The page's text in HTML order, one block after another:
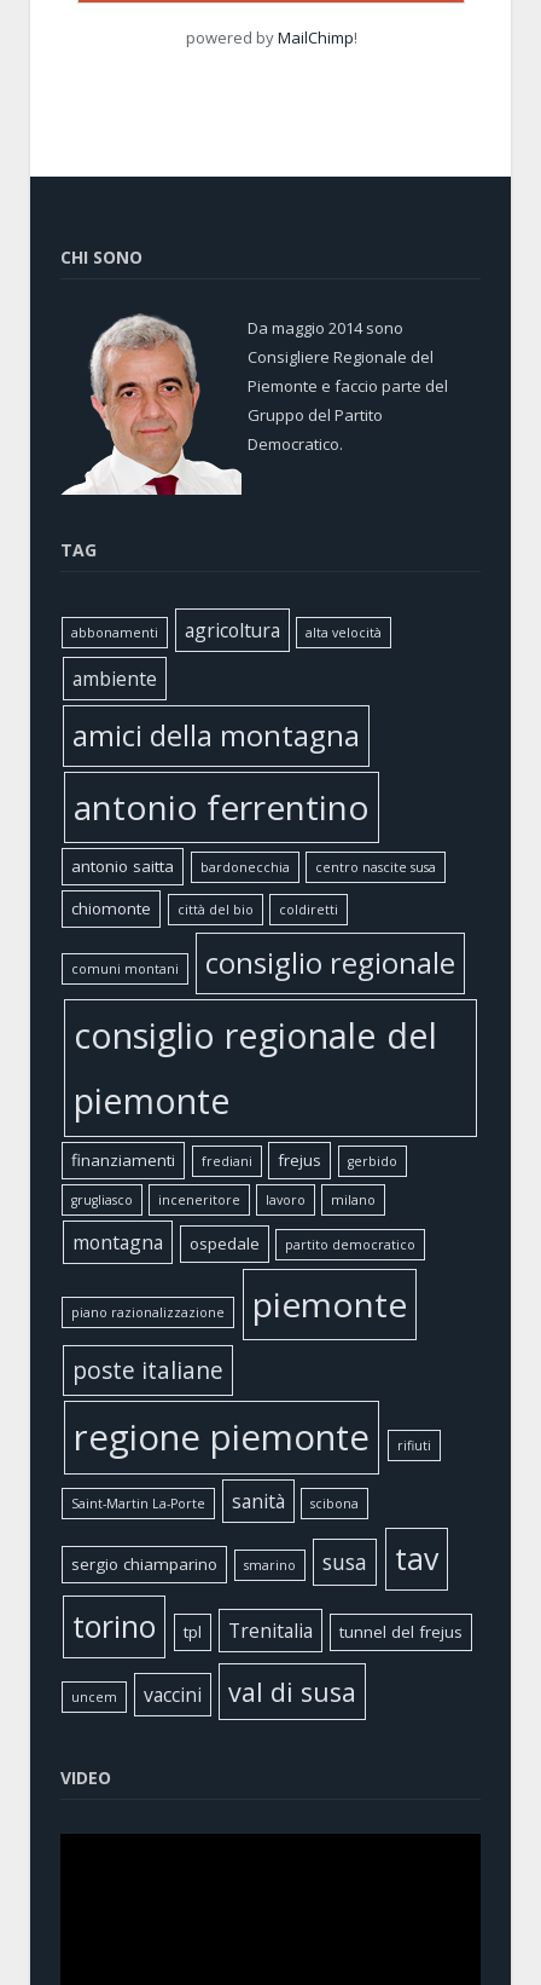
powered byMailChimp!
CHI SONO
Da maggio 2014 sono
Consigliere Regionale del
Piemonte e faccio parte del
Gruppo del Partito
Democratico.
TAG
abbonamenti agricoltura alta velocità
ambiente
amici della montagna
antonio ferrentino
antonio saitta bardonecchia centro nascite susa
chiomonte città del bio coldiretti
comuni montani consiglio regionale
consiglio regionale del
piemonte
finanziamenti frediani frejus gerbido
grugliasco inceneritore lavoro milano
montagna ospedale partito democratico
piano razionalizzazione piemonte
poste italiane
regione piemonte rifiuti
Saint-Martin La-Porte sanità scibona
sergio chiamparino smarino susa
tav
torino
tpl Trenitalia tunnel del frejus
uncem vaccini val di susa
VIDEO